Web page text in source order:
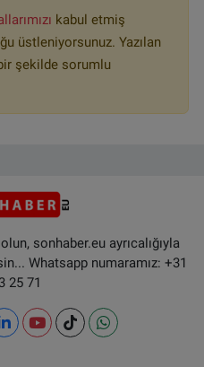
kabul etmiş
üstleniyorsunuz. Yazılan
şekilde sorumlu
sonhaber.eu ayrıcalığıyla
Whatsapp numaramız: +31
25 71